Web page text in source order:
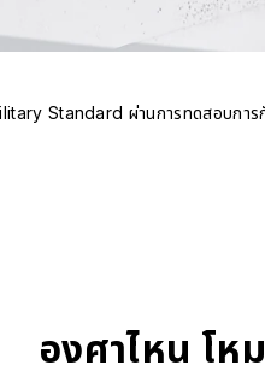
Standard ผ่านการทดสอบการ
องศาไหน โห